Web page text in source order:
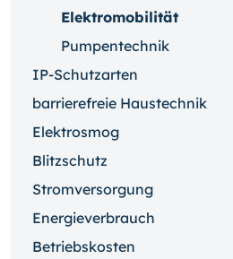
Elektromobilität
Pumpentechnik
IP-Schutzarten
barrierefreie Haustechnik
Elektrosmog
Blitzschutz
Stromversorgung
Energieverbrauch
Betriebskosten